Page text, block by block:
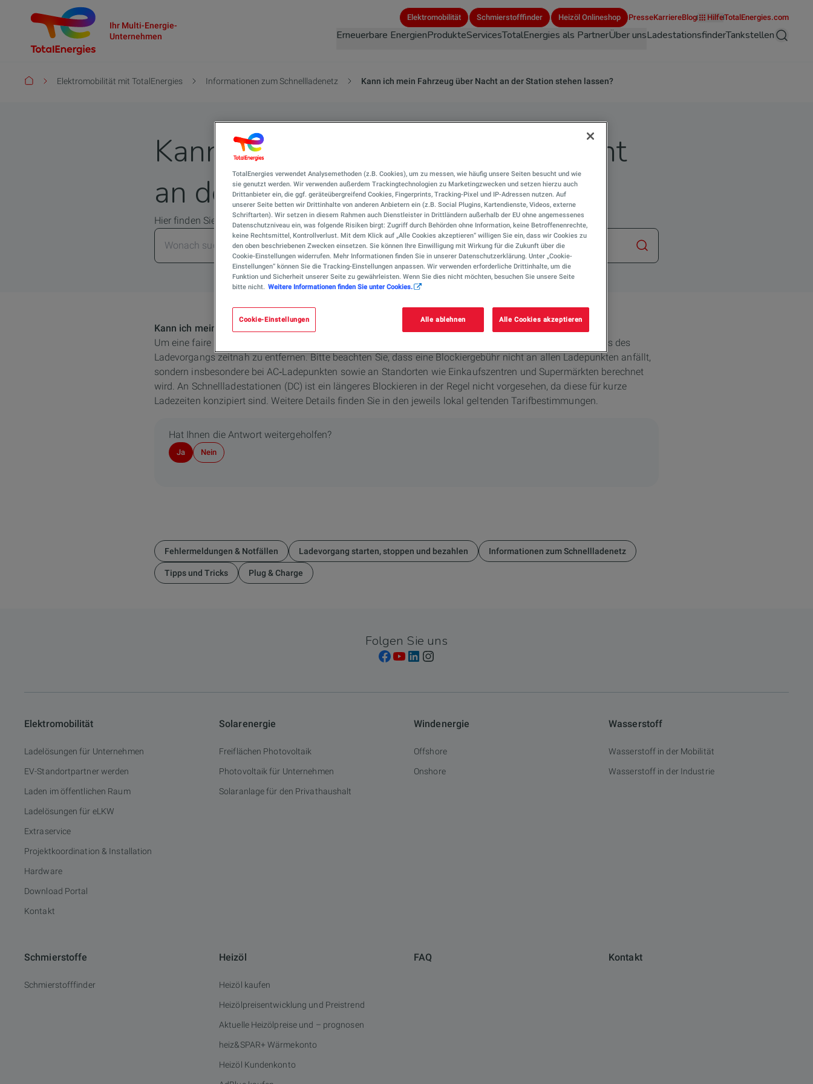
Direkt
zum
Ihr Multi-Energie-
Unternehmen
Erneuerbare EnergienProdukteServicesTotalEnergies als PartnerÜber unsLadestationsfinderTankstellen Suche
Elektromobilität Schmierstofffinder Heizöl Onlineshop PresseKarriereBlog HilfeTotalEnergies.com
PfadnavigationElektromobilität mit TotalEnergies Informationen zum Schnellladenetz Kann ich mein Fahrzeug über Nacht an der Station stehen lassen?
Kann ich mein Fahrzeug über Nacht
an der Station stehen lassen?
Hier finden Sie alle Antworten auf Ihre Fragen.
Suche starten
Kann ich mein Fahrzeug über Nacht an der Station stehen lassen?
Um eine faire Nutzung unserer Ladestationen zu gewährleisten, bitten wir Sie, Ihr Fahrzeug nach Abschluss des
Ladevorgangs zeitnah zu entfernen. Bitte beachten Sie, dass eine Blockiergebühr nicht an allen Ladepunkten anfällt,
sondern insbesondere bei AC‑Ladepunkten sowie an Standorten wie Einkaufszentren und Supermärkten berechnet
wird. An Schnellladestationen (DC) ist ein längeres Blockieren in der Regel nicht vorgesehen, da diese für kurze
Ladezeiten konzipiert sind. Weitere Details finden Sie in den jeweils lokal geltenden Tarifbestimmungen.
Hat Ihnen die Antwort weitergeholfen?
Ja Nein
Fehlermeldungen & Notfällen Ladevorgang starten, stoppen und bezahlen Informationen zum Schnellladenetz
Tipps und Tricks Plug & Charge
Folgen Sie uns
Elektromobilität
Ladelösungen für Unternehmen
EV-Standortpartner werden
Laden im öffentlichen Raum
Ladelösungen für eLKW
Extraservice
Projektkoordination & Installation
Hardware
Download Portal
Kontakt
Solarenergie
Freiflächen Photovoltaik
Photovoltaik für Unternehmen
Solaranlage für den Privathaushalt
Windenergie
Offshore
Onshore
Wasserstoff
Wasserstoff in der Mobilität
Wasserstoff in der Industrie
Schmierstoffe
Schmierstofffinder
Heizöl
Heizöl kaufen
Heizölpreisentwicklung und Preistrend
Aktuelle Heizölpreise und – prognosen
heiz&SPAR+ Wärmekonto
Heizöl Kundenkonto
FAQ Kontakt
TotalEnergies verwendet Analysemethoden (z.B. Cookies), um zu messen, wie häufig unsere Seiten besucht und wie
sie genutzt werden. Wir verwenden außerdem Trackingtechnologien zu Marketingzwecken und setzen hierzu auch
Drittanbieter ein, die ggf. geräteübergreifend Cookies, Fingerprints, Tracking-Pixel und IP-Adressen nutzen. Auf
unserer Seite betten wir Drittinhalte von anderen Anbietern ein (z.B. Social Plugins, Kartendienste, Videos, externe
Schriftarten). Wir setzen in diesem Rahmen auch Dienstleister in Drittländern außerhalb der EU ohne angemessenes
Datenschutzniveau ein, was folgende Risiken birgt: Zugriff durch Behörden ohne Information, keine Betroffenenrechte,
keine Rechtsmittel, Kontrollverlust. Mit dem Klick auf „Alle Cookies akzeptieren“ willigen Sie ein, dass wir Cookies zu
den oben beschriebenen Zwecken einsetzen. Sie können Ihre Einwilligung mit Wirkung für die Zukunft über die
Cookie-Einstellungen widerrufen. Mehr Informationen finden Sie in unserer Datenschutzerklärung. Unter „Cookie-
Einstellungen“ können Sie die Tracking-Einstellungen anpassen. Wir verwenden erforderliche Drittinhalte, um die
Funktion und Sicherheit unserer Seite zu gewährleisten. Wenn Sie dies nicht möchten, besuchen Sie unsere Seite
bitte nicht. Weitere Informationen finden Sie unter Cookies.
Cookie-Einstellungen Alle ablehnen Alle Cookies akzeptieren